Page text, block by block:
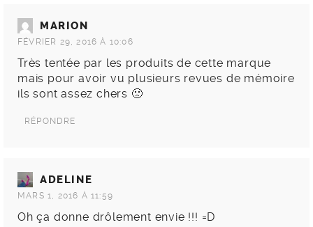
MARION
FÉVRIER 29, 2016 À 10:06
Très tentée par les produits de cette marque
mais pour avoir vu plusieurs revues de mémoire
ils sont assez chers 🙁
RÉPONDRE
ADELINE
MARS 1, 2016 À 11:59
Oh ça donne drôlement envie !!! =D